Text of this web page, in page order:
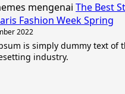
mengenai The Best
Fashion Week Spring
2022
is simply dummy text of
industry.